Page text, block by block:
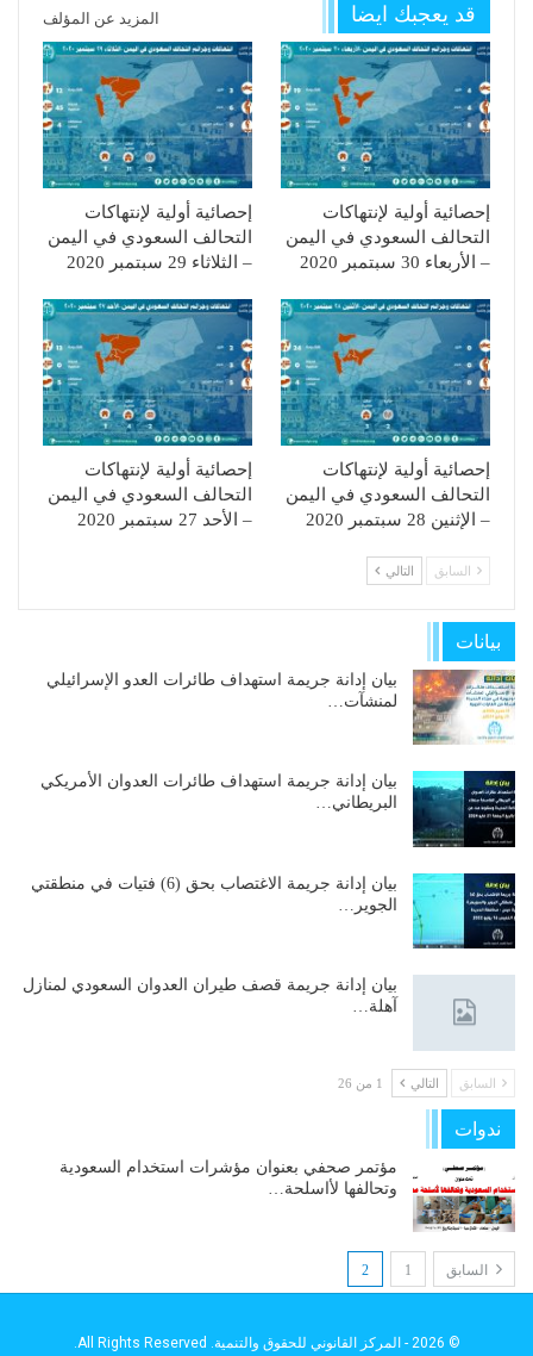
قد يعجبك ايضا المزيد عن المؤلف
إحصائية أولية لإنتهاكات
التحالف السعودي في اليمن
– الأربعاء 30 سبتمبر 2020
إحصائية أولية لإنتهاكات
التحالف السعودي في اليمن
– الثلاثاء 29 سبتمبر 2020
إحصائية أولية لإنتهاكات
التحالف السعودي في اليمن
– الإثنين 28 سبتمبر 2020
إحصائية أولية لإنتهاكات
التحالف السعودي في اليمن
– الأحد 27 سبتمبر 2020
السابق التالي
بيانات
بيان إدانة جريمة استهداف طائرات العدو الإسرائيلي
لمنشآت…
بيان إدانة جريمة استهداف طائرات العدوان الأمريكي
البريطاني…
بيان إدانة جريمة الاغتصاب بحق (6) فتيات في منطقتي
الجوير…
بيان إدانة جريمة قصف طيران العدوان السعودي لمنازل
آهلة…
السابق التالي 1 من 26
ندوات
مؤتمر صحفي بعنوان مؤشرات استخدام السعودية
وتحالفها لأاسلحة…
السابق 1
2
© 2026 - المركز القانوني للحقوق والتنمية. All Rights Reserved.